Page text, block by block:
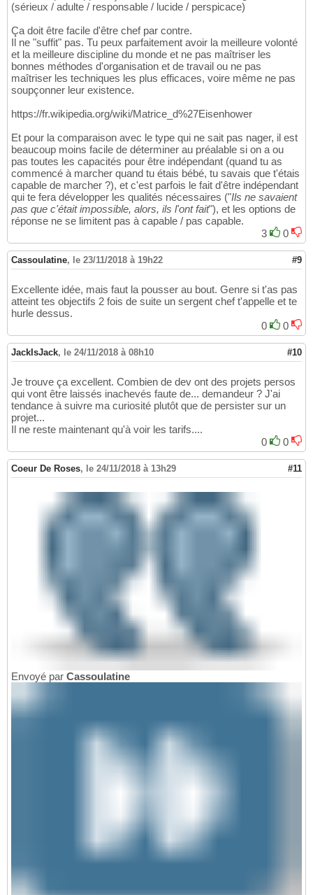
(sérieux / adulte / responsable / lucide / perspicace)
Ça doit être facile d'être chef par contre.
Il ne "suffit" pas. Tu peux parfaitement avoir la meilleure volonté
et la meilleure discipline du monde et ne pas maîtriser les
bonnes méthodes d'organisation et de travail ou ne pas
maîtriser les techniques les plus efficaces, voire même ne pas
soupçonner leur existence.
https://fr.wikipedia.org/wiki/Matrice_d%27Eisenhower
Et pour la comparaison avec le type qui ne sait pas nager, il est
beaucoup moins facile de déterminer au préalable si on a ou
pas toutes les capacités pour être indépendant (quand tu as
commencé à marcher quand tu étais bébé, tu savais que t'étais
capable de marcher ?), et c'est parfois le fait d'être indépendant
qui te fera développer les qualités nécessaires ("Ils ne savaient
pas que c'était impossible, alors, ils l'ont fait"), et les options de
réponse ne se limitent pas à capable / pas capable.
3
0
Cassoulatine, le 23/11/2018 à 19h22 #9
Excellente idée, mais faut la pousser au bout. Genre si t'as pas
atteint tes objectifs 2 fois de suite un sergent chef t'appelle et te
hurle dessus.
0
0
JackIsJack, le 24/11/2018 à 08h10 #10
Je trouve ça excellent. Combien de dev ont des projets persos
qui vont être laissés inachevés faute de... demandeur ? J'ai
tendance à suivre ma curiosité plutôt que de persister sur un
projet...
Il ne reste maintenant qu'à voir les tarifs....
0
0
Coeur De Roses, le 24/11/2018 à 13h29 #11
Envoyé par Cassoulatine